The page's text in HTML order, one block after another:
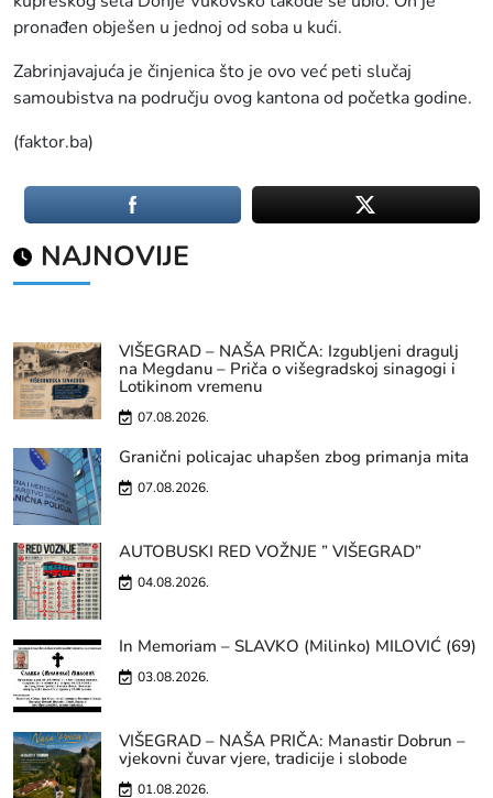
pronađen obješen u jednoj od soba u kući.
Zabrinjavajuća je činjenica što je ovo već peti slučaj
samoubistva na području ovog kantona od početka godine.
(faktor.ba)
NAJNOVIJE
VIŠEGRAD – NAŠA PRIČA: Izgubljeni dragulj
na Megdanu – Priča o višegradskoj sinagogi i
Lotikinom vremenu
07.08.2026.
Granični policajac uhapšen zbog primanja mita
07.08.2026.
AUTOBUSKI RED VOŽNJE ” VIŠEGRAD”
04.08.2026.
In Memoriam – SLAVKO (Milinko) MILOVIĆ (69)
03.08.2026.
VIŠEGRAD – NAŠA PRIČA: Manastir Dobrun –
vjekovni čuvar vjere, tradicije i slobode
01.08.2026.